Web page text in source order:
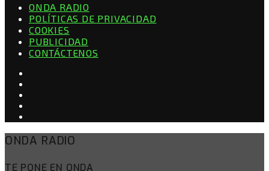
ONDA RADIO
POLÍTICAS DE PRIVACIDAD
COOKIES
PUBLICIDAD
CONTÁCTENOS
ONDA RADIO
TE PONE EN ONDA